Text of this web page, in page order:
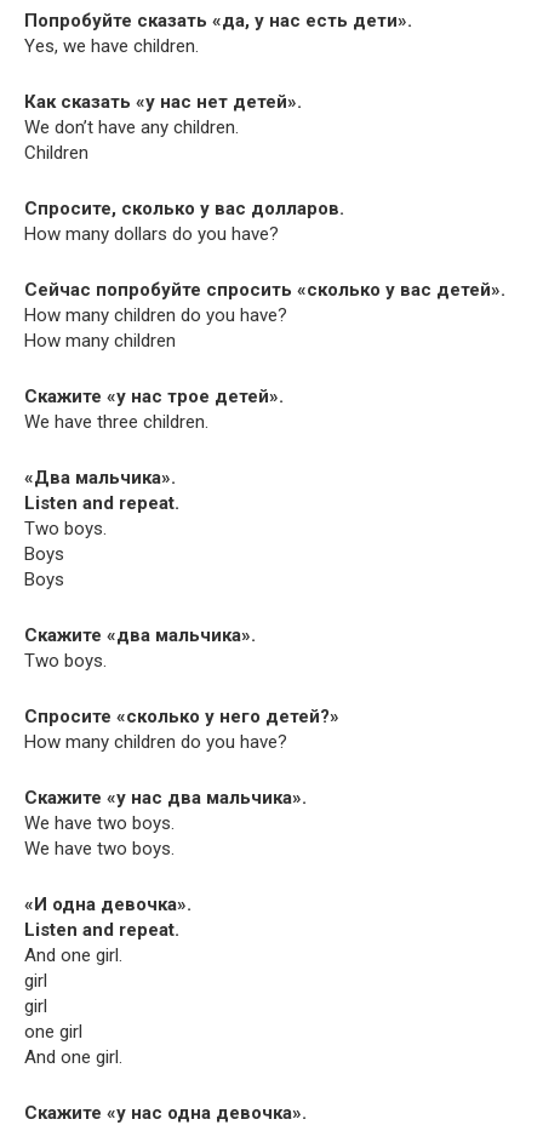
Попробуйте сказать «да, у нас есть дети».
Yes, we have children.
Как сказать «у нас нет детей».
We don’t have any children.
Children
Спросите, сколько у вас долларов.
How many dol­lars do you have?
Сейчас попробуйте спросить «сколько у вас детей».
How many chil­dren do you have?
How many children
Скажите «у нас трое детей».
We have three children.
«Два мальчика».
Lis­ten and repeat.
Two boys.
Boys
Boys
Скажите «два мальчика».
Two boys.
Спросите «сколько у него детей?»
How many chil­dren do you have?
Скажите «у нас два мальчика».
We have two boys.
We have two boys.
«И одна девочка».
Lis­ten and repeat.
And one girl.
girl
girl
one girl
And one girl.
Скажите «у нас одна девочка».